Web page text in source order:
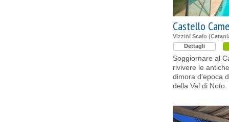
Castello
Vizzini Scalo
Dettagli
Soggiornare al
rivivere le
dimora d'epoca
della Val di Noto.